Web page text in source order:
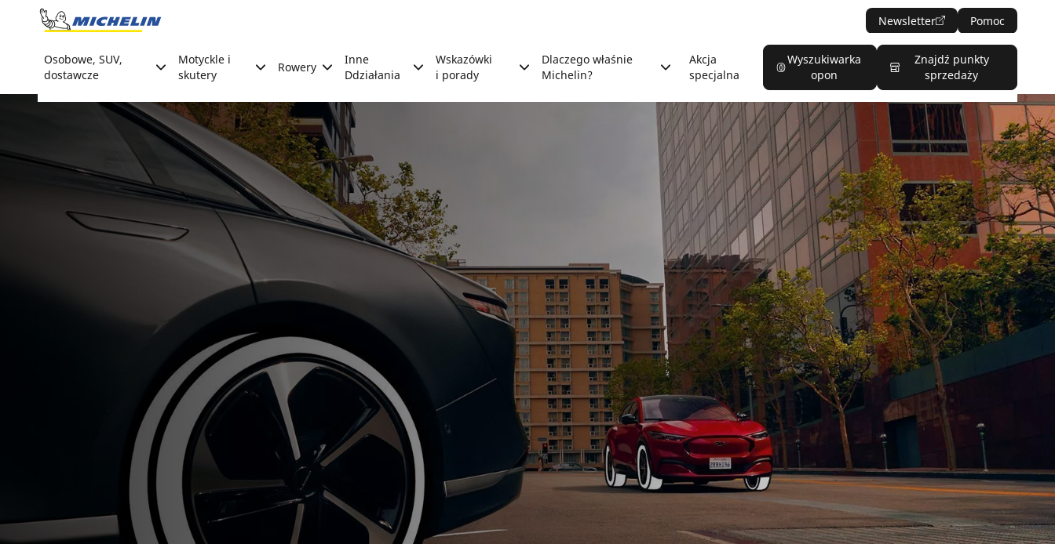
Go to page content
Newsletter Pomoc
Osobowe, SUV,
dostawcze
Motyckle i
skutery
Rowery
Inne
Ddziałania
Wskazówki
i porady
Dlaczego właśnie
Michelin?
Akcja
specjalna
Wyszukiwarka
opon
Znajdź punkty
sprzedaży